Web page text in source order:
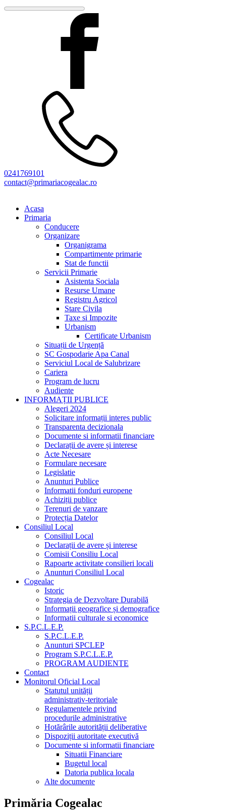
0241769101
contact@primariacogealac.ro
Acasa
Primaria
Conducere
Organizare
Organigrama
Compartimente primarie
Stat de functii
Servicii Primarie
Asistenta Sociala
Resurse Umane
Registru Agricol
Stare Civila
Taxe si Impozite
Urbanism
Certificate Urbanism
Situații de Urgență
SC Gospodarie Apa Canal
Serviciul Local de Salubrizare
Cariera
Program de lucru
Audiente
INFORMAȚII PUBLICE
Alegeri 2024
Solicitare informații interes public
Transparenta decizionala
Documente si informatii financiare
Declarații de avere și interese
Acte Necesare
Formulare necesare
Legislatie
Anunturi Publice
Informatii fonduri europene
Achiziții publice
Terenuri de vanzare
Protecția Datelor
Consiliul Local
Consiliul Local
Declarații de avere și interese
Comisii Consiliu Local
Rapoarte activitate consilieri locali
Anunturi Consiliul Local
Cogealac
Istoric
Strategia de Dezvoltare Durabilă
Informații geografice și demografice
Informatii culturale si economice
S.P.C.L.E.P.
S.P.C.L.E.P.
Anunturi SPCLEP
Program S.P.C.L.E.P.
PROGRAM AUDIENTE
Contact
Monitorul Oficial Local
Statutul unității
administrativ-teritoriale
Regulamentele privind
procedurile administrative
Hotărârile autorității deliberative
Dispoziții autoritate executivă
Documente si informatii financiare
Situatii Financiare
Bugetul local
Datoria publica locala
Alte documente
Primăria Cogealac